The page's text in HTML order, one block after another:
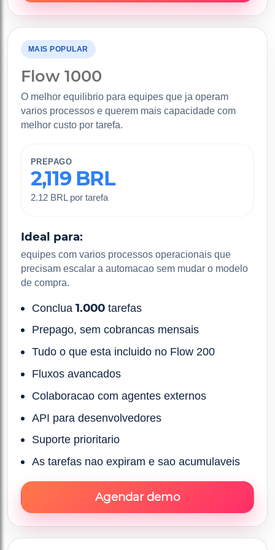
MAIS POPULAR
Flow 1000
O melhor equilibrio para equipes que ja operam
varios processos e querem mais capacidade com
melhor custo por tarefa.
PREPAGO
2,119 BRL
2.12 BRL por tarefa
Ideal para:
equipes com varios processos operacionais que
precisam escalar a automacao sem mudar o modelo
de compra.
Conclua1.000 tarefas
Prepago, sem cobrancas mensais
Tudo o que esta incluido no Flow 200
Fluxos avancados
Colaboracao com agentes externos
API para desenvolvedores
Suporte prioritario
As tarefas nao expiram e sao acumulaveis
Agendar demo